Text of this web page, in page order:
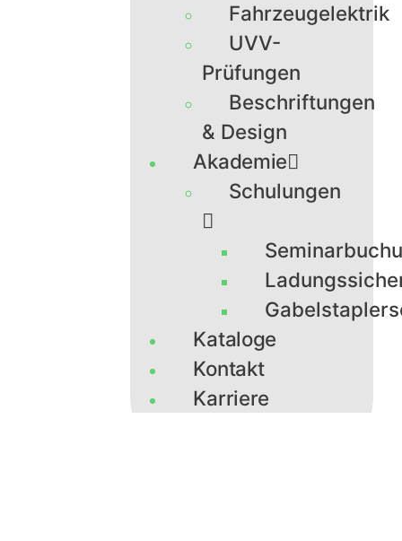
Fahrzeugelektrik
UVV-
Prüfungen
Beschriftungen
& Design
Akademie
Schulungen
Kataloge
Kontakt
Karriere